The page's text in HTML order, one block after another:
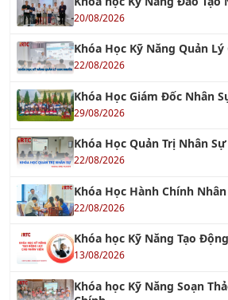
22/08/2026
Khóa Học Giám Đốc Nhân
29/08/2026
Khóa Học Quản Trị Nhân
22/08/2026
Khóa Học Hành Chính Nhân
22/08/2026
Khóa học Kỹ Năng Tạo
13/08/2026
Khóa học Kỹ Năng Soạn
Chính
Khóa học Xây Dựng Khung